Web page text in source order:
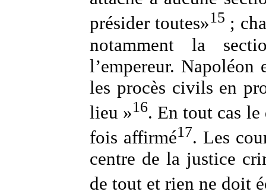
présider toutes»15 ;
notamment la
l’empereur.
les procès civils en
lieu »16. En tout cas
fois affirmé17. Les
centre de la justice
de tout et rien ne doit